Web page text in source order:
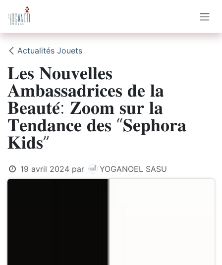
Se rendre au contenu
Actualités Jouets
𝐋𝐞𝐬 𝐍𝐨𝐮𝐯𝐞𝐥𝐥𝐞𝐬
𝐀𝐦𝐛𝐚𝐬𝐬𝐚𝐝𝐫𝐢𝐜𝐞𝐬 𝐝𝐞 𝐥𝐚
𝐁𝐞𝐚𝐮𝐭𝐞́: 𝐙𝐨𝐨𝐦 𝐬𝐮𝐫 𝐥𝐚
𝐓𝐞𝐧𝐝𝐚𝐧𝐜𝐞 𝐝𝐞𝐬 “𝐒𝐞𝐩𝐡𝐨𝐫𝐚
𝐊𝐢𝐝𝐬”
19 avril 2024 par YOGANOEL SASU